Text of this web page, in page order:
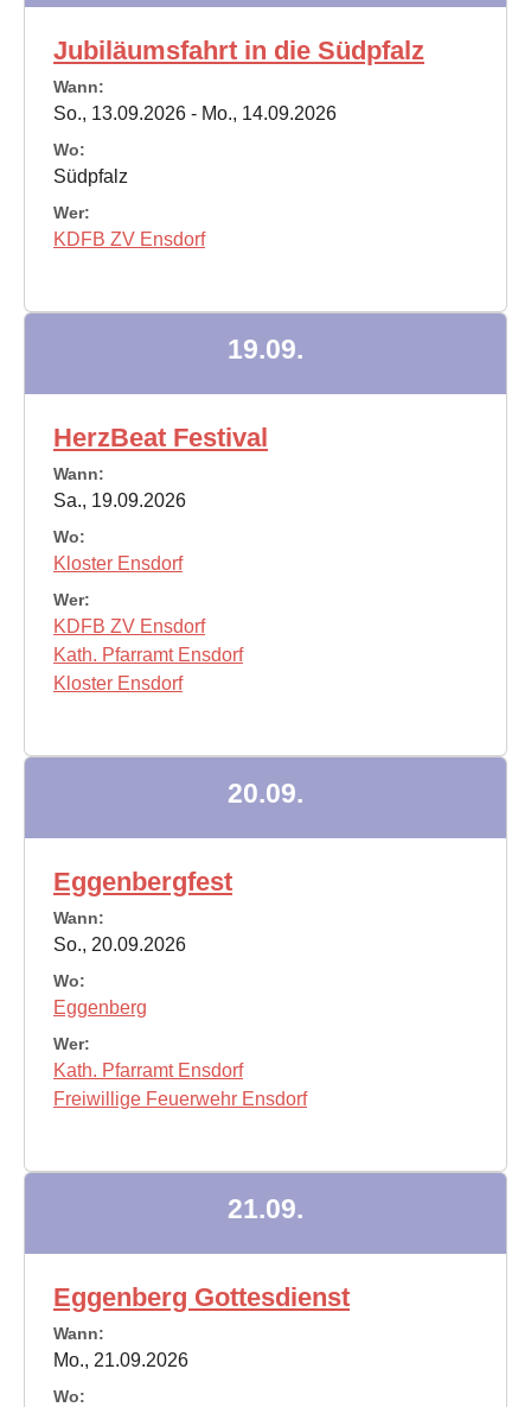
Jubiläumsfahrt in die Südpfalz
Wann:
So., 13.09.2026 - Mo., 14.09.2026
Wo:
Südpfalz
Wer:
KDFB ZV Ensdorf
19.09.
HerzBeat Festival
Wann:
Sa., 19.09.2026
Wo:
Kloster Ensdorf
Wer:
KDFB ZV Ensdorf
Kath. Pfarramt Ensdorf
Kloster Ensdorf
20.09.
Eggenbergfest
Wann:
So., 20.09.2026
Wo:
Eggenberg
Wer:
Kath. Pfarramt Ensdorf
Freiwillige Feuerwehr Ensdorf
21.09.
Eggenberg Gottesdienst
Wann:
Mo., 21.09.2026
Wo: